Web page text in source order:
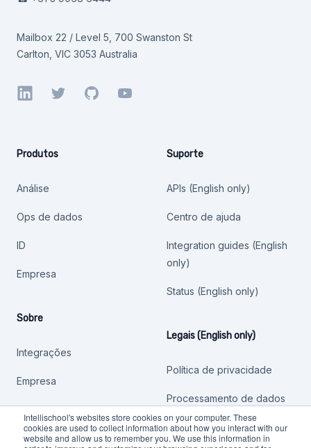
Intellischool's websites store cookies on your computer. These
cookies are used to collect information about how you interact with our
website and allow us to remember you. We use this information in
Mailbox 22 / Level 5, 700 Swanston St
Carlton, VIC 3053 Australia
LinkedInTwitterGitHubYouTube
Produtos
Análise
Ops de dados
ID
Empresa
Sobre
Integrações
Empresa
Suporte
APIs (English only)
Centro de ajuda
Integration guides (English
only)
Status (English only)
Legais (English only)
Política de privacidade
Processamento de dados
Outras políticas